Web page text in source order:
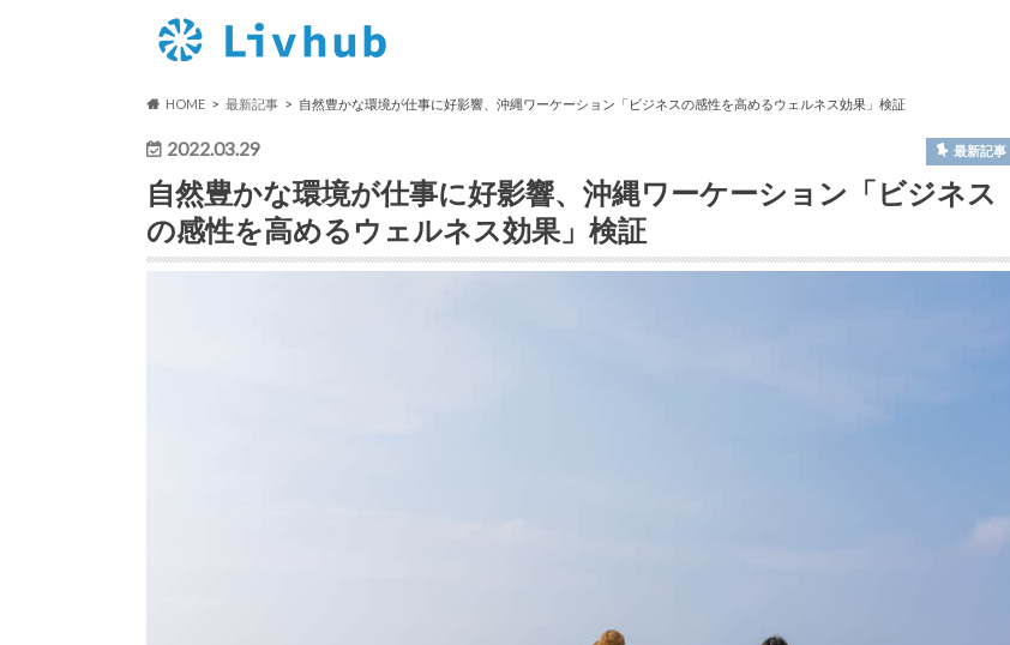
HOME 最新記事 自然豊かな環境が仕事に好影響、沖縄ワーケーション「ビジネスの感性を高めるウェルネス効果」検証
2022.03.29 最新記事
自然豊かな環境が仕事に好影響、沖縄ワーケーション「ビジネス
の感性を高めるウェルネス効果」検証